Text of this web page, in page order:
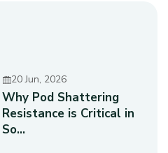
20 Jun, 2026
Why Pod Shattering
Resistance is Critical in
So...